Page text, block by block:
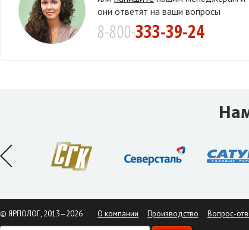
они ответят на ваши вопросы
8-800-333-39-24
© ЯРПОЛОГ, 2013–2026 О компании Производство Вопрос-